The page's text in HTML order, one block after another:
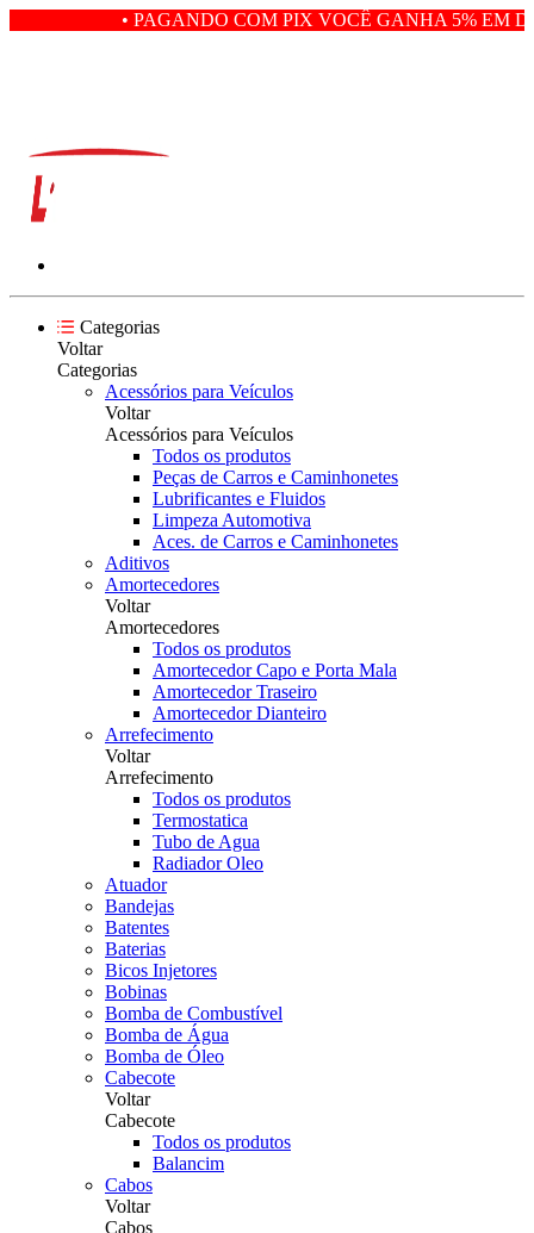
• PAGANDO COM PIX VOCÊ GANHA 5% EM
Categorias
Voltar
Categorias
Acessórios para Veículos
Voltar
Acessórios para Veículos
Todos os produtos
Peças de Carros e Caminhonetes
Lubrificantes e Fluidos
Limpeza Automotiva
Aces. de Carros e Caminhonetes
Aditivos
Amortecedores
Voltar
Amortecedores
Todos os produtos
Amortecedor Capo e Porta Mala
Amortecedor Traseiro
Amortecedor Dianteiro
Arrefecimento
Voltar
Arrefecimento
Todos os produtos
Termostatica
Tubo de Agua
Radiador Oleo
Atuador
Bandejas
Batentes
Baterias
Bicos Injetores
Bobinas
Bomba de Combustível
Bomba de Água
Bomba de Óleo
Cabecote
Voltar
Cabecote
Todos os produtos
Balancim
Cabos
Voltar
Cabos